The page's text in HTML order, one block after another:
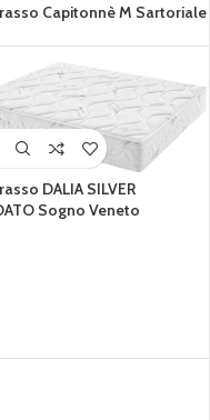
Capitonnè M Sartoriale
DALIA SILVER
Sogno Veneto